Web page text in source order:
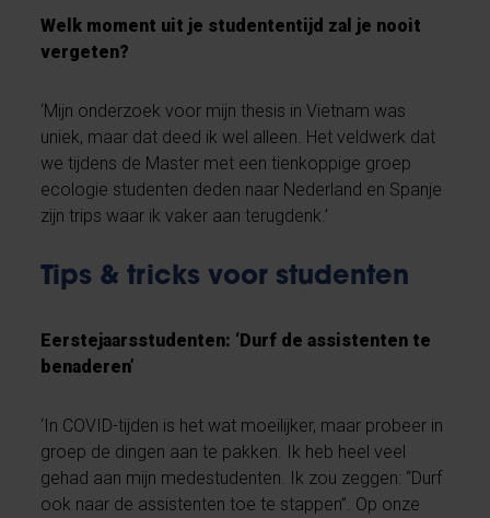
Welk moment uit je studententijd zal je nooit
vergeten?
‘Mijn onderzoek voor mijn thesis in Vietnam was
uniek, maar dat deed ik wel alleen. Het veldwerk dat
we tijdens de Master met een tienkoppige groep
ecologie studenten deden naar Nederland en Spanje
zijn trips waar ik vaker aan terugdenk.’
Tips & tricks voor studenten
Eerstejaarsstudenten: ‘Durf de assistenten te
benaderen’
‘In COVID-tijden is het wat moeilijker, maar probeer in
groep de dingen aan te pakken. Ik heb heel veel
gehad aan mijn medestudenten. Ik zou zeggen: “Durf
ook naar de assistenten toe te stappen”. Op onze